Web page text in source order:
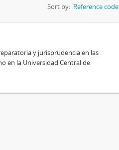
Sort by: Reference code
y jurisprudencia en las
en la Universidad Central de